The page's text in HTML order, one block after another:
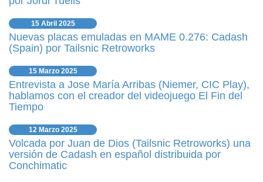
15 Abril 2025
Nuevas placas emuladas en MAME 0.276: Cadash
(Spain) por Tailsnic Retroworks
15 Marzo 2025
Entrevista a Jose María Arribas (Niemer, CIC Play),
hablamos con el creador del videojuego El Fin del
Tiempo
12 Marzo 2025
Volcada por Juan de Dios (Tailsnic Retroworks) una
versión de Cadash en español distribuida por
Conchimatic